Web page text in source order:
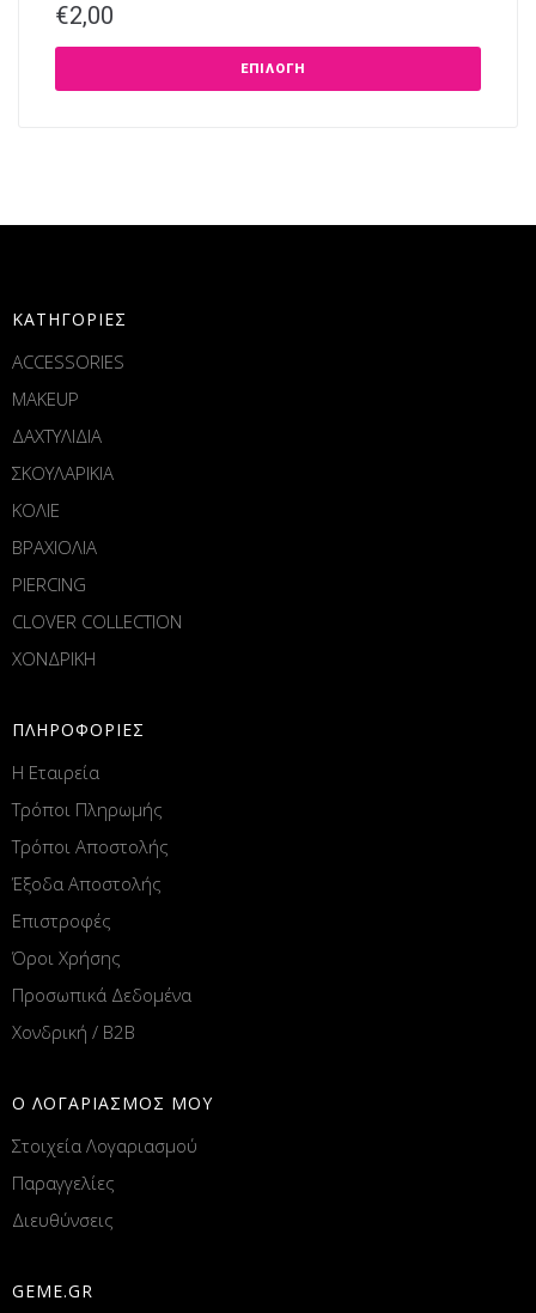
€2,00
ΕΠΙΛΟΓΉ
ΚΑΤΗΓΟΡΙΕΣ
ACCESSORIES
MAKEUP
ΔΑΧΤΥΛΙΔΙΑ
ΣΚΟΥΛΑΡΙΚΙΑ
ΚΟΛΙΕ
ΒΡΑΧΙΟΛΙΑ
PIERCING
CLOVER COLLECTION
ΧΟΝΔΡΙΚΗ
ΠΛΗΡΟΦΟΡΙΕΣ
Η Εταιρεία
Τρόποι Πληρωμής
Τρόποι Αποστολής
Έξοδα Αποστολής
Επιστροφές
Όροι Χρήσης
Προσωπικά Δεδομένα
Χονδρική / B2B
Ο ΛΟΓΑΡΙΑΣΜΟΣ ΜΟΥ
Στοιχεία Λογαριασμού
Παραγγελίες
Διευθύνσεις
GEME.GR